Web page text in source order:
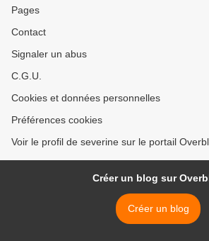
Pages
Contact
Signaler un abus
C.G.U.
Cookies et données personnelles
Préférences cookies
Voir le profil de severine sur le portail
Créer un blog sur
Créer un blog